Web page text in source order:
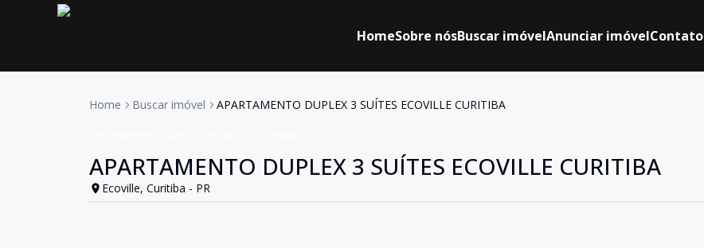
HomeSobre nósBuscar imóvelAnunciar imóvelContato
Home Buscar imóvel APARTAMENTO DUPLEX 3 SUÍTES ECOVILLE CURITIBA
APARTAMENTO DUPLEX 3 SUÍTES ECOVILLE CURITIBA
Ecoville, Curitiba - PR